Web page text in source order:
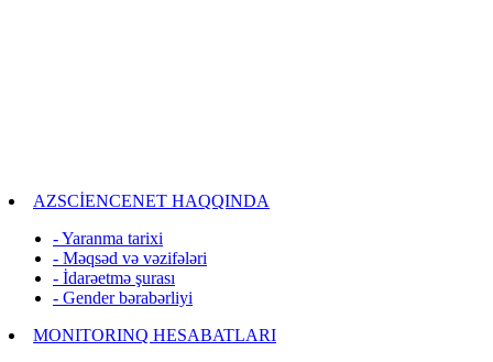
AZSCİENCENET HAQQINDA
- Yaranma tarixi
- Məqsəd və vəzifələri
- İdarəetmə şurası
- Gender bərabərliyi
MONITORINQ HESABATLARI